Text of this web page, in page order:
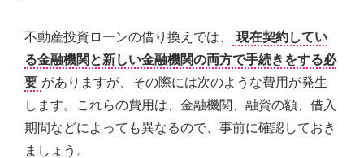
不動産投資ローンの借り換えでは、
現在契約してい
る金融機関と新しい金融機関の両方で手続きをする必
要 がありますが、その際には次のような費用が発生
します。これらの費用は、金融機関、融資の額、借入
期間などによっても異なるので、事前に確認しておき
ましょう。